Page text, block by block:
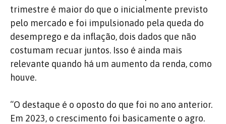
trimestre é maior do que o inicialmente previsto
pelo mercado e foi impulsionado pela queda do
desemprego e da inflação, dois dados que não
costumam recuar juntos. Isso é ainda mais
relevante quando há um aumento da renda, como
houve.
“O destaque é o oposto do que foi no ano anterior.
Em 2023, o crescimento foi basicamente o agro.